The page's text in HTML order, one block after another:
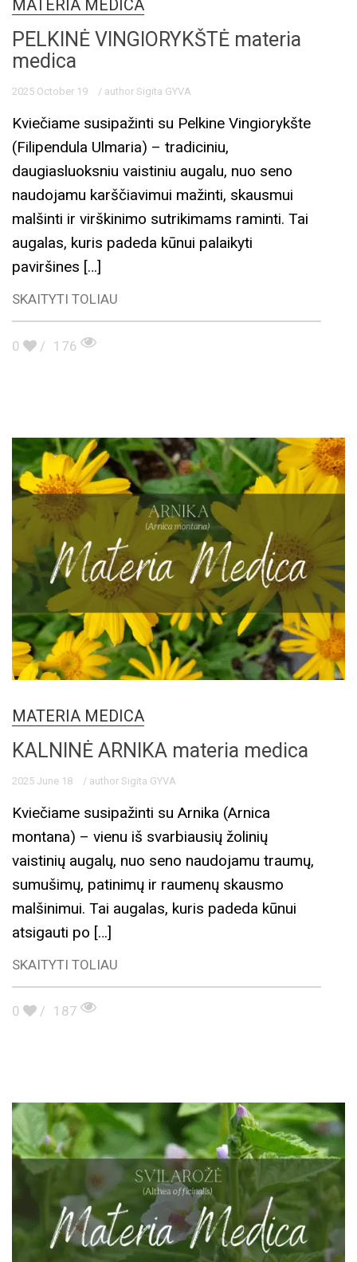
MATERIA MEDICA
PELKINĖ VINGIORYKŠTĖ materia
medica
2025 October 19 / author Sigita GYVA
Kviečiame susipažinti su Pelkine Vingiorykšte
(Filipendula Ulmaria) – tradiciniu,
daugiasluoksniu vaistiniu augalu, nuo seno
naudojamu karščiavimui mažinti, skausmui
malšinti ir virškinimo sutrikimams raminti. Tai
augalas, kuris padeda kūnui palaikyti
paviršines […]
SKAITYTI TOLIAU
0 / 176
MATERIA MEDICA
KALNINĖ ARNIKA materia medica
2025 June 18 / author Sigita GYVA
Kviečiame susipažinti su Arnika (Arnica
montana) – vienu iš svarbiausių žolinių
vaistinių augalų, nuo seno naudojamu traumų,
sumušimų, patinimų ir raumenų skausmo
malšinimui. Tai augalas, kuris padeda kūnui
atsigauti po […]
SKAITYTI TOLIAU
0 / 187